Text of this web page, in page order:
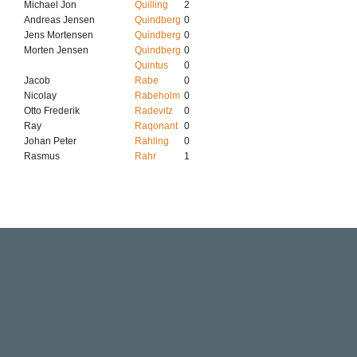
Michael Jon
Quilling
2
Andreas Jensen
Quindberg 0
Jens Mortensen
Quindberg 0
Morten Jensen
Quindberg 0
Quintus
0
Jacob
Rabe
0
Nicolay
Rabeholm 0
Otto Frederik
Radevitz
0
Ray
Raqonant 0
Johan Peter
Rahling
0
Rasmus
Rahr 1